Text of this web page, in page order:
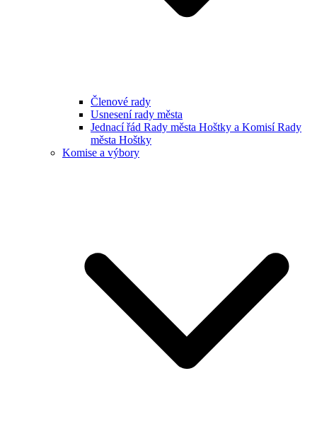
Členové rady
Usnesení rady města
Jednací řád Rady města Hoštky a Komisí Rady
města Hoštky
Komise a výbory